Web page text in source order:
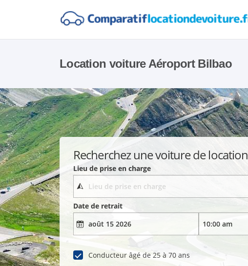
Location voiture Aéroport Bilbao
Recherchez une voiture de location
Lieu de prise en charge
Date de retrait
Conducteur âgé de 25 à 70 ans